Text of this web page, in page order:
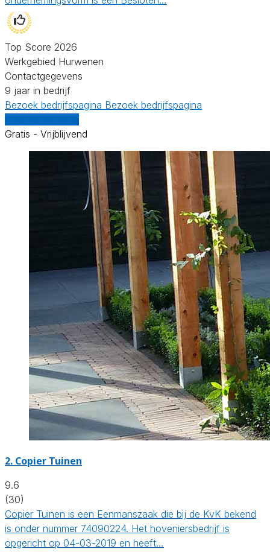
Top Score 2026
Werkgebied Hurwenen
Contactgegevens
9 jaar in bedrijf
Bezoek bedrijfspagina Bezoek bedrijfspagina
Gratis - Vrijblijvend
2. Copier Tuinen
9.6
(30)
Copier Tuinen is een Eenmanszaak die bij de KvK bekend
is onder nummer 74090224. Het hoveniersbedrijf is
opgericht op 04-03-2019 en heeft…